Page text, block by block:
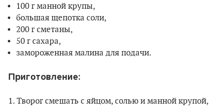
100 г манной крупы,
большая щепотка соли,
200 г сметаны,
50 г сахара,
замороженная малина для подачи.
Приготовление:
1. Творог смешать с яйцом, солью и манной крупой,